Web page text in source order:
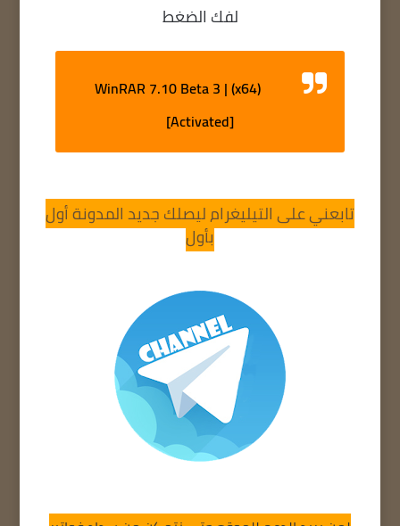
لفك الضغط
WinRAR 7.10 Beta 3 | (x64)
[Activated]
تابعني على التيليغرام ليصلك جديد المدونة أول
بأول